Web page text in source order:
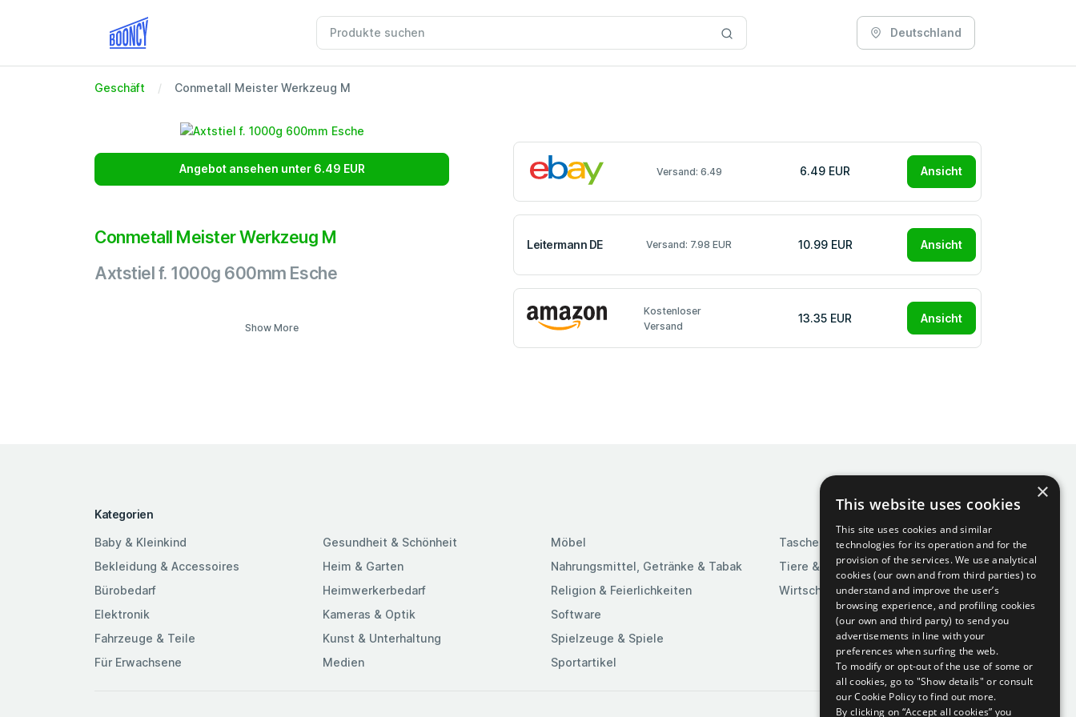
Deutschland
Geschäft Conmetall Meister Werkzeug M
Angebot ansehen unter 6.49 EUR
Conmetall Meister Werkzeug M
Axtstiel f. 1000g 600mm Esche
Show More
Versand: 6.49 6.49 EUR Ansicht
Leitermann DE Versand: 7.98 EUR 10.99 EUR Ansicht
Kostenloser
Versand
13.35 EUR Ansicht
Kategorien
Baby & Kleinkind
Bekleidung & Accessoires
Bürobedarf
Elektronik
Fahrzeuge & Teile
Für Erwachsene
Gesundheit & Schönheit
Heim & Garten
Heimwerkerbedarf
Kameras & Optik
Kunst & Unterhaltung
Medien
Möbel
Nahrungsmittel, Getränke & Tabak
Religion & Feierlichkeiten
Software
Spielzeuge & Spiele
Sportartikel
Taschen & Gepäck
Tiere & Tierbedarf
Wirtschaft & Industrie
×
This website uses cookies
This site uses cookies and similar
technologies for its operation and for the
provision of the services. We use analytical
cookies (our own and from third parties) to
understand and improve the user’s
browsing experience, and profiling cookies
(our own and third party) to send you
advertisements in line with your
preferences when surfing the web.
To modify or opt-out of the use of some or
all cookies, go to "Show details" or consult
our Cookie Policy to find out more.
By clicking on “Accept all cookies” you